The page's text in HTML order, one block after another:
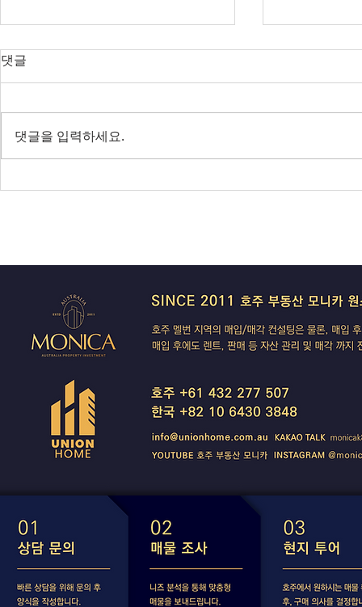
오늘의 호주 뉴스 — 2026년 8
월 8일
오늘의 호
댓글
댓글을 입력하세요.